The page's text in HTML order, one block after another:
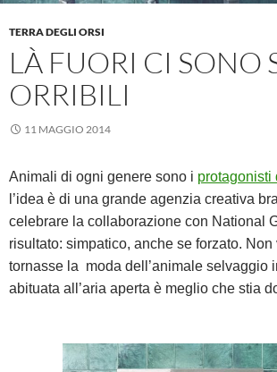
TERRA DEGLI ORSI
LÀ FUORI CI SONO
ORRIBILI
11 MAGGIO 2014
Animali di ogni genere sono i protagonisti
l’idea è di una grande agenzia creativa
celebrare la collaborazione con National
risultato: simpatico, anche se forzato. Non
tornasse la moda dell’animale selvaggio
abituata all’aria aperta è meglio che stia